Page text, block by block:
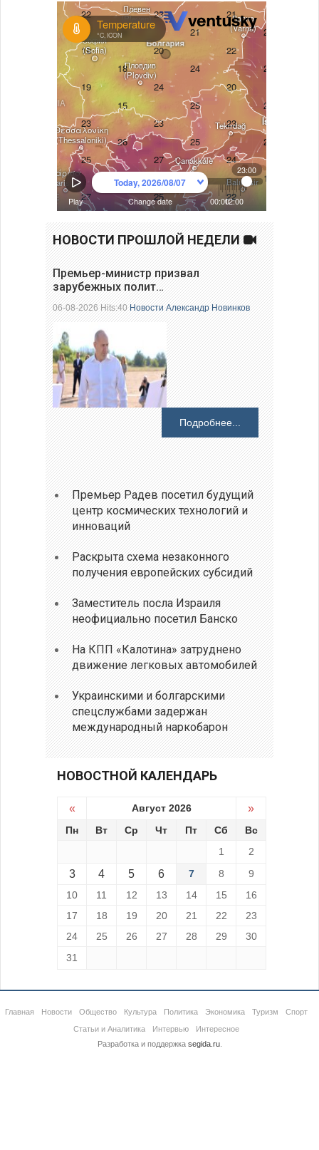
НОВОСТИ ПРОШЛОЙ НЕДЕЛИ
Премьер-министр призвал
зарубежных полит…
06-08-2026 Hits:40Новости Александр Новинков
Подробнее...
Премьер Радев посетил будущий
центр космических технологий и
инноваций
Раскрыта схема незаконного
получения европейских субсидий
Заместитель посла Израиля
неофициально посетил Банско
На КПП «Калотина» затруднено
движение легковых автомобилей
Украинскими и болгарскими
спецслужбами задержан
международный наркобарон
НОВОСТНОЙ КАЛЕНДАРЬ
« Август 2026 »
Пн Вт Ср Чт Пт Сб
Вс
1
2
3 4 5 6 7 8
9
10
11 12 13 14 15
16
17
18 19 20 21 22
23
24
25 26 27 28 29
30
31
Главная Новости Общество Культура Политика Экономика Туризм
Спорт
Статьи и Аналитика
Интервью
Интересное
Разработка и поддержка segida.ru.